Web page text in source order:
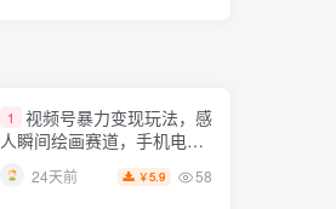
个人超级生产系统【录音
+图片】
1
视频号暴力变现玩法，感
人瞬间绘画赛道，手机电脑
均可
24天前 ￥5.9 58